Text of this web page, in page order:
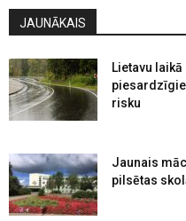
JAUNĀKAIS
Lietavu
risku
Jaunais
pilsētas